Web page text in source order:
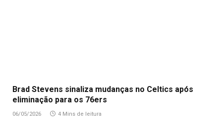
Brad Stevens sinaliza mudanças no Celtics após
eliminação para os 76ers
06/05/2026 4 Mins de leitura